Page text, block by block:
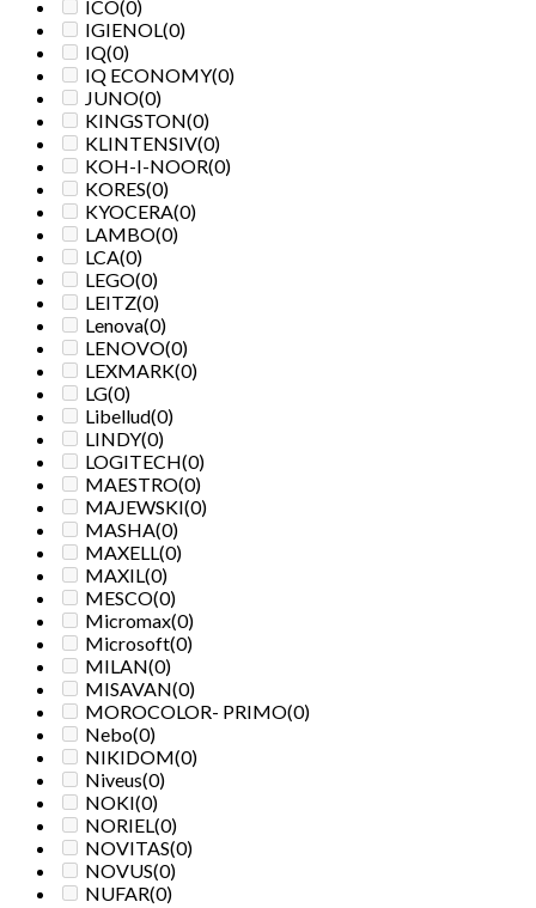
ICO(0)
IGIENOL(0)
IQ(0)
IQ ECONOMY(0)
JUNO(0)
KINGSTON(0)
KLINTENSIV(0)
KOH-I-NOOR(0)
KORES(0)
KYOCERA(0)
LAMBO(0)
LCA(0)
LEGO(0)
LEITZ(0)
Lenova(0)
LENOVO(0)
LEXMARK(0)
LG(0)
Libellud(0)
LINDY(0)
LOGITECH(0)
MAESTRO(0)
MAJEWSKI(0)
MASHA(0)
MAXELL(0)
MAXIL(0)
MESCO(0)
Micromax(0)
Microsoft(0)
MILAN(0)
MISAVAN(0)
MOROCOLOR- PRIMO(0)
Nebo(0)
NIKIDOM(0)
Niveus(0)
NOKI(0)
NORIEL(0)
NOVITAS(0)
NOVUS(0)
NUFAR(0)